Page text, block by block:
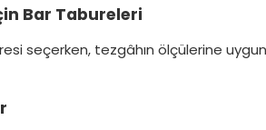
Bar Tabureleri
seçerken, tezgâhın ölçülerine